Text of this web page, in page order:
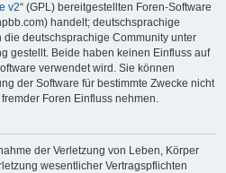
v2“ (GPL) bereitgestellten Foren-Software
handelt; deutschsprachige
die deutschsprachige Community unter
gestellt. Beide haben keinen Einfluss auf
verwendet wird. Sie können
der Software für bestimmte Zwecke nicht
Foren Einfluss nehmen.
der Verletzung von Leben, Körper
wesentlicher Vertragspflichten